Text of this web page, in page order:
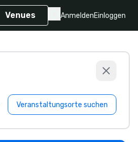
Venues AnmeldenEinloggen
Veranstaltungsorte suchen